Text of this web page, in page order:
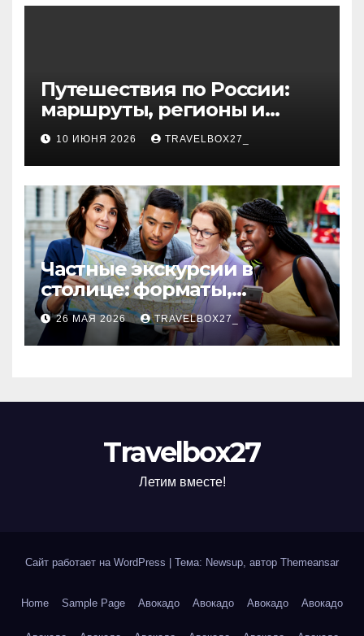
волокна
Путешествия по России:
маршруты, регионы и
особенности поездок
10 ИЮНЯ 2026 TRAVELBOX27_
Частные экскурсии в
столице: форматы,
маршруты и особенности
организации
26 МАЯ 2026 TRAVELBOX27_
Travelbox27
Летим вместе!
Сайт работает на WordPress Тема: Newsup, автор Themeansar
Home Sample Page Авокадо Авокадо Авокадо Авокадо